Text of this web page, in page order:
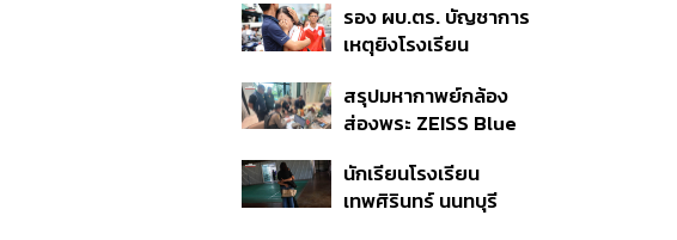
ในระดับต้นของภูมิภาค
รอง ผบ.ตร. บัญชาการ
เหตุยิงโรงเรียน
ค้นหา 2 รอบยืนยันไร้คน
ติดค้าง พบศพปู่-ย่าที่
สรุปมหากาพย์กล้อง
ส่องพระ ZEISS Blue
ผลิต 8.3 ล้าน สู่ข้อ
พิพาท ‘มาเวลล์ฯ’ ฟ้อง
นักเรียนโรงเรียน
เทพศิรินทร์ นนทบุรี